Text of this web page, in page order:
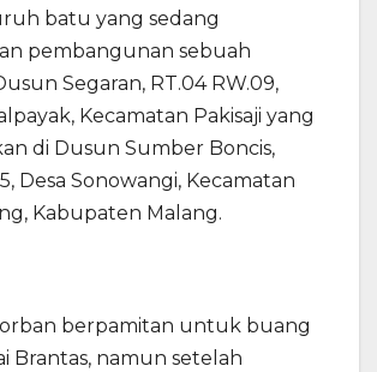
batu yang sedang
pembangunan sebuah
Segaran, RT.04 RW.09,
Kecamatan Pakisaji yang
di Dusun Sumber Boncis,
Desa Sonowangi, Kecamatan
Kabupaten Malang.
berpamitan untuk buang
Brantas, namun setelah